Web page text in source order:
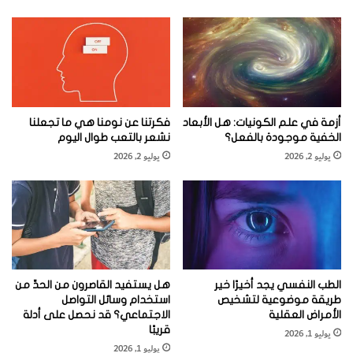
1919 استثنائية، وذلك بسبب العدد الكبير الذي تسببت
بقتله، وبخاصة عدد اليافعين الذين توفوا بسبب الفوعة غير
العادية لڤيروس الإنفلونزا.
▪ كانت الأسباب التي جعلت تلك السلالة فتاكة بذاك الشكل،
المقالة من ابتداع تقنيات مكنتهم من استرجاع جينات ڤيروس
1918 بدءًا من الأنسجة المحفوظة للضحايا.
▪ كشف تحليل تلك الجينات والپروتينات التي تكودها عن
خصائص ڤيروسية ربما مكنتها بنفس الوقت من أن تكبت
الاستجابة المناعية لدى الضحايا وأن تحرض تفاعلات مناعية
حادة مما أسهم في حدوث النسبة العالية من الوفيات.
أزمة في علم الكونيات: هل الأبعاد
الخفية موجودة بالفعل؟
يوليو 2, 2026
فكرتنا عن نومنا هي ما تجعلنا
نشعر بالتعب طوال اليوم
يوليو 2, 2026
الطب النفسي يجد أخيرًا خير
طريقة موضوعية لتشخيص
الأمراض العقلية
يوليو 1, 2026
هل يستفيد القاصرون من الحدِّ من
استخدام وسائل التواصل
الاجتماعي؟ قد نحصل على أدلة
قريبًا
يوليو 1, 2026